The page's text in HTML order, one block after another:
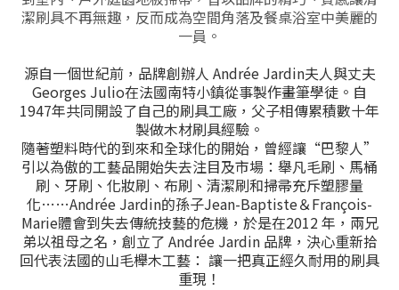
潔刷具不再無趣，反而成為空間角落及餐桌浴室中美麗的
一員。
源自一個世紀前，品牌創辦人 Andrée Jardin夫人與丈夫
Georges Julio在法國南特小鎮從事製作畫筆學徒。自
1947年共同開設了自己的刷具工廠，父子相傳累積數十年
製做木材刷具經驗。
隨著塑料時代的到來和全球化的開始，曾經讓“巴黎人”
引以為傲的工藝品開始失去注目及市場：舉凡毛刷、馬桶
刷、牙刷、化妝刷、布刷、清潔刷和掃帚充斥塑膠量
化……Andrée Jardin的孫子Jean-Baptiste＆François-
Marie體會到失去傳統技藝的危機，於是在2012 年，兩兄
弟以祖母之名，創立了 Andrée Jardin 品牌，決心重新拾
回代表法國的山毛櫸木工藝： 讓一把真正經久耐用的刷具
重現！